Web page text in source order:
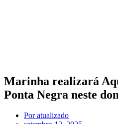
Marinha realizará
Ponta Negra neste
Poratualizado